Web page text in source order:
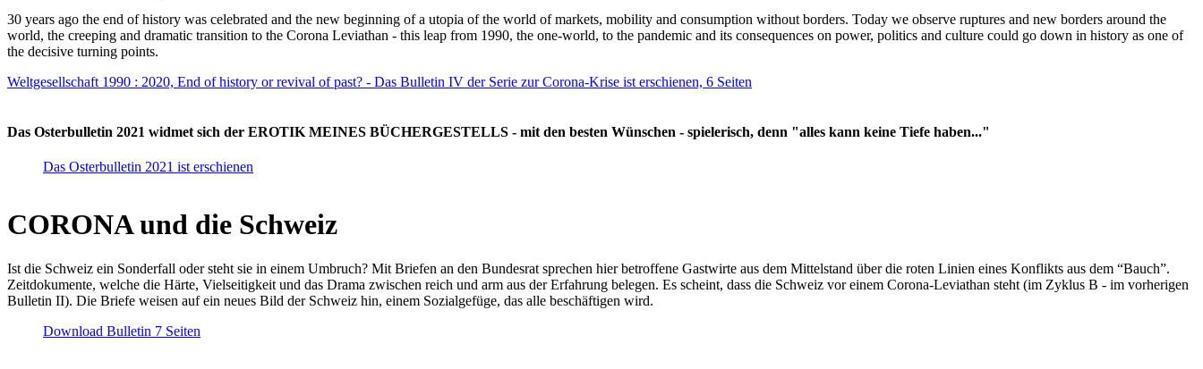
30 years ago the end of history was celebrated and the new beginning of a utopia of the world of markets, mobility and consumption without borders. Today we observe ruptures and new borders around the
world, the creeping and dramatic transition to the Corona Leviathan - this leap from 1990, the one-world, to the pandemic and its consequences on power, politics and culture could go down in history as one of
the decisive turning points.
Weltgesellschaft 1990 : 2020, End of history or revival of past? - Das Bulletin IV der Serie zur Corona-Krise ist erschienen, 6 Seiten
Das Osterbulletin 2021 widmet sich der EROTIK MEINES BÜCHERGESTELLS - mit den besten Wünschen - spielerisch, denn "alles kann keine Tiefe haben..."
Das Osterbulletin 2021 ist erschienen
CORONA und die Schweiz
Ist die Schweiz ein Sonderfall oder steht sie in einem Umbruch? Mit Briefen an den Bundesrat sprechen hier betroffene Gastwirte aus dem Mittelstand über die roten Linien eines Konflikts aus dem “Bauch”.
Zeitdokumente, welche die Härte, Vielseitigkeit und das Drama zwischen reich und arm aus der Erfahrung belegen. Es scheint, dass die Schweiz vor einem Corona-Leviathan steht (im Zyklus B - im vorherigen
Bulletin II). Die Briefe weisen auf ein neues Bild der Schweiz hin, einem Sozialgefüge, das alle beschäftigen wird.
Download Bulletin 7 Seiten